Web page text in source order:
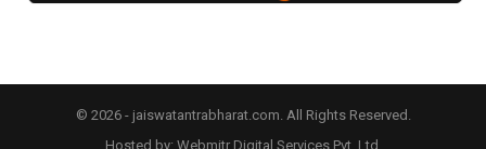
© 2026 - jaiswatantrabharat.com. All Rights Reserved.
Hosted by: Webmitr Digital Services Pvt. Ltd.